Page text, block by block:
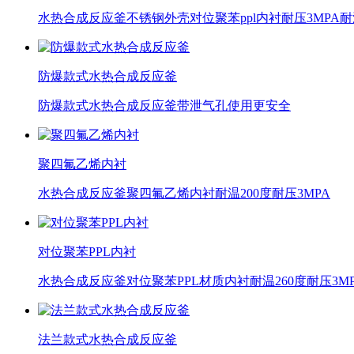
水热合成反应釜不锈钢外壳对位聚苯ppl内衬耐压3MPA耐
防爆款式水热合成反应釜
防爆款式水热合成反应釜带泄气孔使用更安全
聚四氟乙烯内衬
水热合成反应釜聚四氟乙烯内衬耐温200度耐压3MPA
对位聚苯PPL内衬
水热合成反应釜对位聚苯PPL材质内衬耐温260度耐压
法兰款式水热合成反应釜